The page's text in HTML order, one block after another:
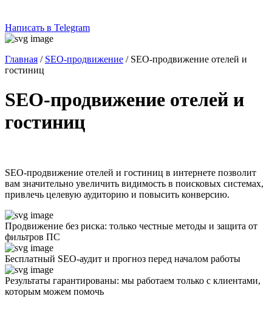
Написать в Telegram
Главная / SEO-продвижение / SEO-продвижение отелей и
гостиниц
SEO-продвижение отелей и
гостиниц
SEO-продвижение отелей и гостиниц в интернете позволит
вам значительно увеличить видимость в поисковых системах,
привлечь целевую аудиторию и повысить конверсию.
Продвижение без риска: только честные методы и защита от
фильтров ПС
Бесплатный SEO-аудит и прогноз перед началом работы
Результаты гарантированы: мы работаем только с клиентами,
которым можем помочь